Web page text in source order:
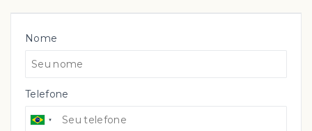
Nome
Telefone